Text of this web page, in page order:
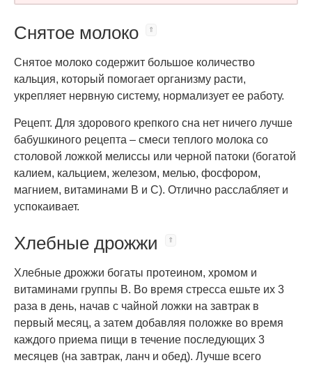
Снятое молоко
Снятое молоко содержит большое количество
кальция, который помогает организму расти,
укрепляет нервную систему, нормализует ее работу.
Рецепт. Для здорового крепкого сна нет ничего лучше
бабушкиного рецепта – смеси теплого молока со
столовой ложкой мелиссы или черной патоки (богатой
калием, кальцием, железом, мелью, фосфором,
магнием, витаминами В и С). Отлично расслабляет и
успокаивает.
Хлебные дрожжи
Хлебные дрожжи богаты протеином, хромом и
витаминами группы В. Во время стресса ешьте их 3
раза в день, начав с чайной ложки на завтрак в
первый месяц, а затем добавляя положке во время
каждого приема пищи в течение последующих 3
месяцев (на завтрак, ланч и обед). Лучше всего